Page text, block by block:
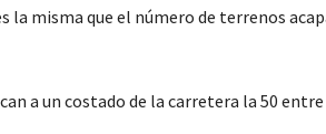
misma que el número de terrenos
a un costado de la carretera la 50